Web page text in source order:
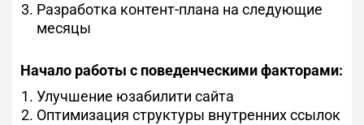
Разработка контент-плана на следующие
месяцы
Начало работы с поведенческими факторами:
Улучшение юзабилити сайта
Оптимизация структуры внутренних ссылок